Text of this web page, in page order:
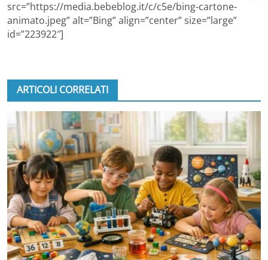
src=”https://media.bebeblog.it/c/c5e/bing-cartone-
animato.jpeg” alt=”Bing” align=”center” size=”large”
id=”223922″]
ARTICOLI CORRELATI